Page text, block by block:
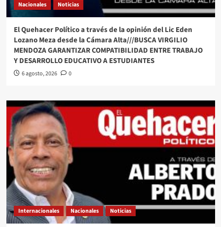
Nacionales Noticias
El Quehacer Político a través de la opinión del Lic Eden
Lozano Meza desde la Cámara Alta///BUSCA VIRGILIO
MENDOZA GARANTIZAR COMPATIBILIDAD ENTRE TRABAJO
Y DESARROLLO EDUCATIVO A ESTUDIANTES
6 agosto, 2026 0
Internacionales Nacionales Noticias